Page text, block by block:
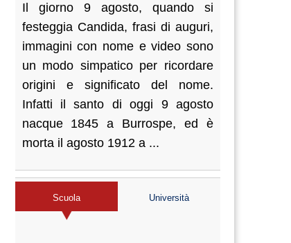
Il giorno 9 agosto, quando si
festeggia Candida, frasi di auguri,
immagini con nome e video sono
un modo simpatico per ricordare
origini e significato del nome.
Infatti il santo di oggi 9 agosto
nacque 1845 a Burrospe, ed è
morta il agosto 1912 a ...
Scuola Università